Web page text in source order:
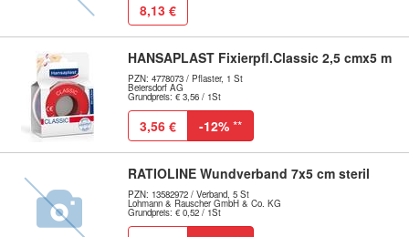
8,13 €
HANSAPLAST Fixierpfl.Classic 2,5 cmx5 m
PZN: 4778073 / Pflaster, 1 St
Beiersdorf AG
Grundpreis: € 3,56 / 1St
3,56 € -12% **
RATIOLINE Wundverband 7x5 cm steril
PZN: 13582972 / Verband, 5 St
Lohmann & Rauscher GmbH & Co. KG
Grundpreis: € 0,52 / 1St